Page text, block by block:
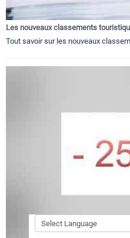
Les nouveaux classements
Tout savoir sur les nouveaux